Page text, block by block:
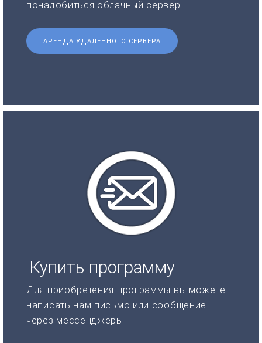
понадобиться облачный сервер.
АРЕНДА УДАЛЕННОГО СЕРВЕРА
Купить программу
Для приобретения программы вы можете
написать нам письмо или сообщение
через мессенджеры